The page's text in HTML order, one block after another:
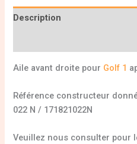
Description
Aile avant droite pour Golf 1
Référence constructeur
022 N / 171821022N
Veuillez nous consulter pour